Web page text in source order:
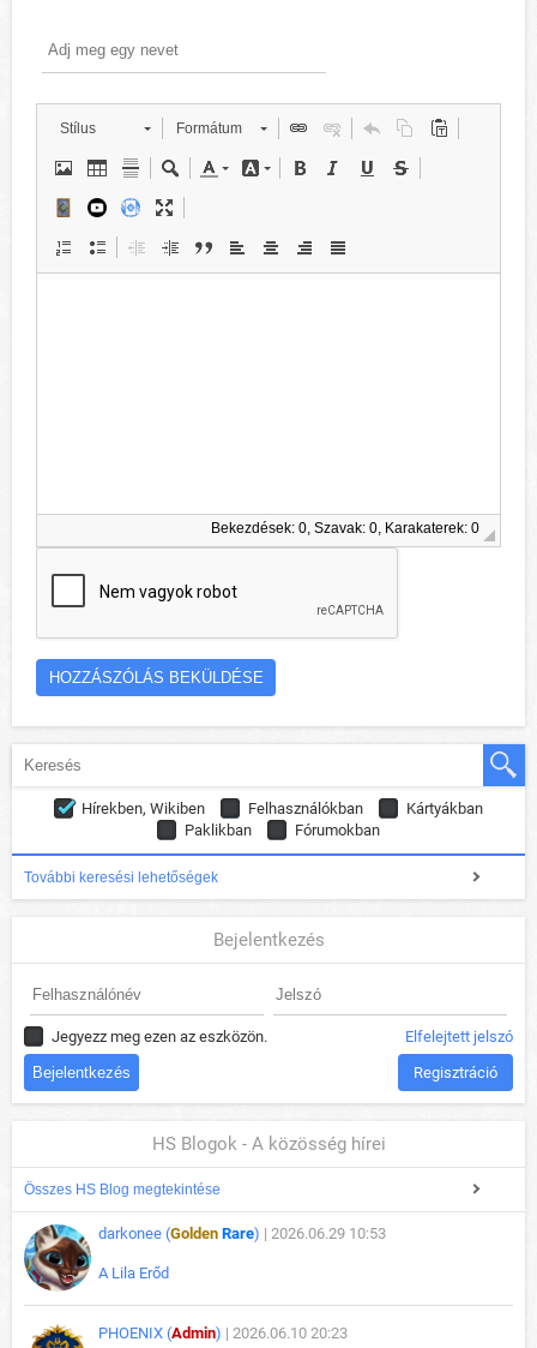
Stílus Formátum
Bekezdések: 0, Szavak: 0, Karakaterek: 0
Hírekben, Wikiben Felhasználókban
Kártyákban
Paklikban
Fórumokban
További keresési lehetőségek
Bejelentkezés
Jegyezz meg ezen az eszközön. Elfelejtett jelszó
Regisztráció
HS Blogok - A közösség hírei
Összes HS Blog megtekintése
darkonee (Golden Rare) | 2026.06.29 10:53
A Lila Erőd
PHOENIX (Admin) | 2026.06.10 20:23